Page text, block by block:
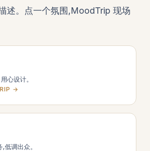
。点一个氛围,MoodTrip 现场
心设计。
→
低调出众。